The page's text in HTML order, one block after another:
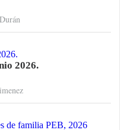
2026.